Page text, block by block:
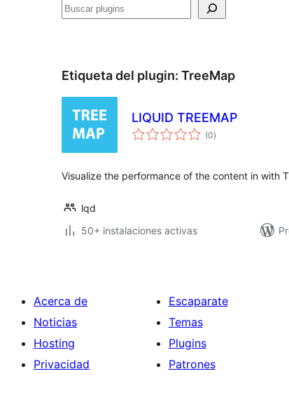
Buscar
Etiqueta del plugin: TreeMap
LIQUID TREEMAP
(0total
de
)
Visualize the performance of the content in with
lqd
50+ instalaciones activas
Acerca de
Noticias
Hosting
Privacidad
Escaparate
Temas
Plugins
Patrones